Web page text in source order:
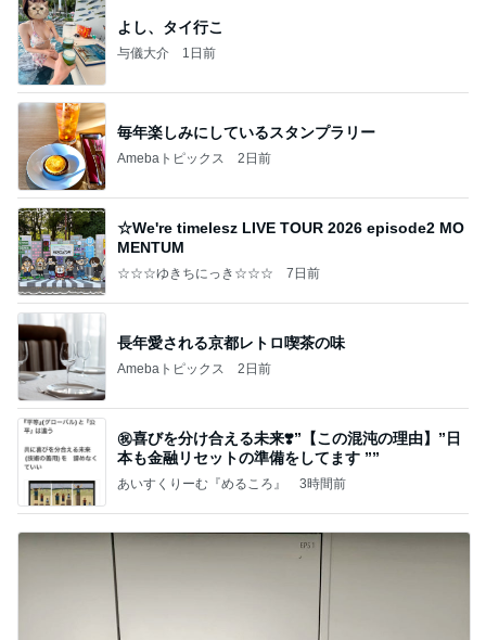
よし、タイ行こ
与儀大介 1日前
毎年楽しみにしているスタンプラリー
Amebaトピックス 2日前
☆We're timelesz LIVE TOUR 2026 episode2 MO
MENTUM
☆☆☆ゆきちにっき☆☆☆ 7日前
長年愛される京都レトロ喫茶の味
Amebaトピックス 2日前
㊗️喜びを分け合える未来❣️”【この混沌の理由】”⽇
本も⾦融リセットの準備をしてます ””
あいすくりーむ『めるころ』 3時間前